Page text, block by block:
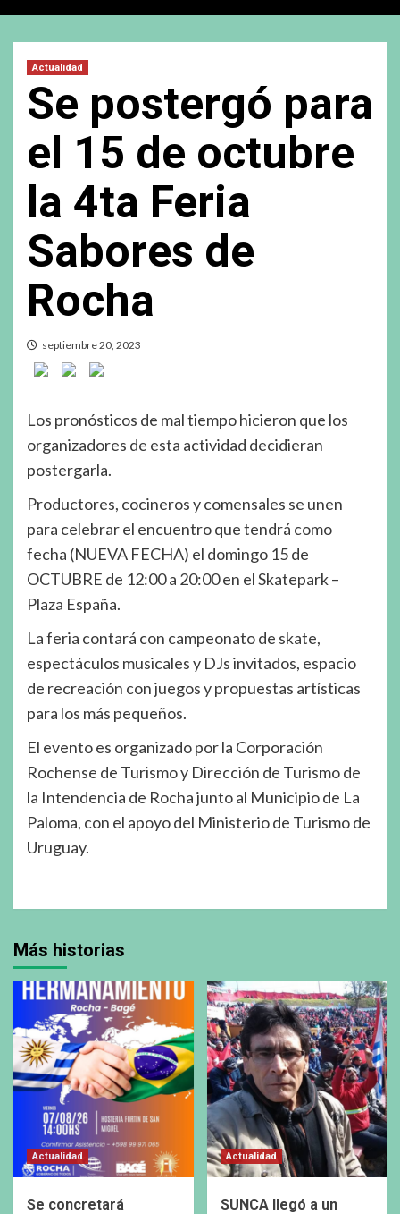
Actualidad
Se postergó para
el 15 de octubre
la 4ta Feria
Sabores de
Rocha
septiembre 20, 2023
Los pronósticos de mal tiempo hicieron que los
organizadores de esta actividad decidieran
postergarla.
Productores, cocineros y comensales se unen
para celebrar el encuentro que tendrá como
fecha (NUEVA FECHA) el domingo 15 de
OCTUBRE de 12:00 a 20:00 en el Skatepark –
Plaza España.
La feria contará con campeonato de skate,
espectáculos musicales y DJs invitados, espacio
de recreación con juegos y propuestas artísticas
para los más pequeños.
El evento es organizado por la Corporación
Rochense de Turismo y Dirección de Turismo de
la Intendencia de Rocha junto al Municipio de La
Paloma, con el apoyo del Ministerio de Turismo de
Uruguay.
Más historias
Actualidad
Se concretará
Actualidad
SUNCA llegó a un